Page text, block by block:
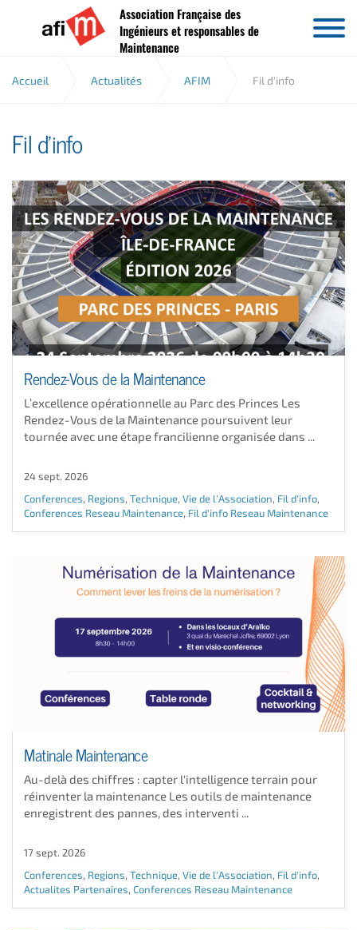
Aller au contenu
Association Française des
Ingénieurs et responsables de
Maintenance
Accueil Actualités AFIM Fil d'info
Fil d'info
Rendez-Vous de la Maintenance
L’excellence opérationnelle au Parc des Princes Les
Rendez-Vous de la Maintenance poursuivent leur
tournée avec une étape francilienne organisée dans ...
24 sept. 2026
Conferences, Regions, Technique, Vie de l'Association, Fil d'info,
Conferences Reseau Maintenance, Fil d'info Reseau Maintenance
Matinale Maintenance
Au-delà des chiffres : capter l'intelligence terrain pour
réinventer la maintenance Les outils de maintenance
enregistrent des pannes, des interventi ...
17 sept. 2026
Conferences, Regions, Technique, Vie de l'Association, Fil d'info,
Actualites Partenaires, Conferences Reseau Maintenance